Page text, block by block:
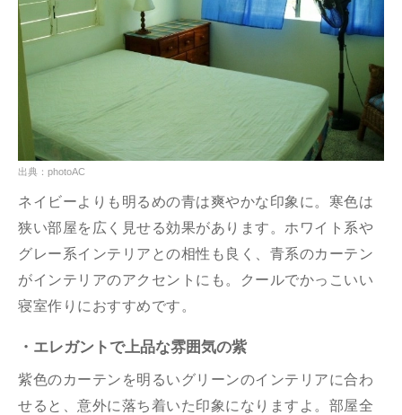
出典：photoAC
ネイビーよりも明るめの青は爽やかな印象に。寒色は
狭い部屋を広く見せる効果があります。ホワイト系や
グレー系インテリアとの相性も良く、青系のカーテン
がインテリアのアクセントにも。クールでかっこいい
寝室作りにおすすめです。
・エレガントで上品な雰囲気の紫
紫色のカーテンを明るいグリーンのインテリアに合わ
せると、意外に落ち着いた印象になりますよ。部屋全